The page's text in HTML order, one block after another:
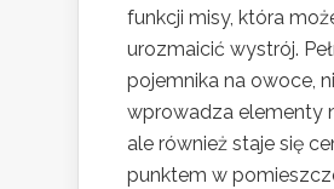
funkcji misy, która
urozmaicić wystrój.
pojemnika na owoce,
wprowadza elementy
ale również staje się
punktem w